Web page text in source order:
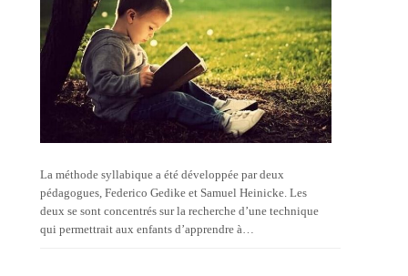
La méthode syllabique a été développée par deux
pédagogues, Federico Gedike et Samuel Heinicke. Les
deux se sont concentrés sur la recherche d’une technique
qui permettrait aux enfants d’apprendre à…